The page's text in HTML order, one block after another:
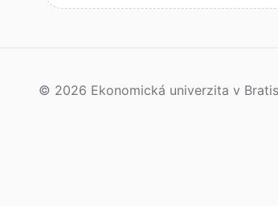
© 2026 Ekonomická univerzita v